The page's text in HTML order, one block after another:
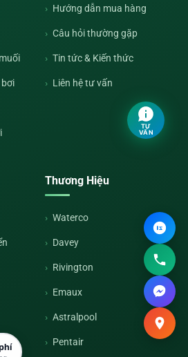
bơi
Hướng dẫn mua hàng
Câu hỏi thường gặp
Tin tức & Kiến thức
Liên hệ tư vấn
Thương Hiệu
Waterco
Davey
Rivington
Emaux
Astralpool
Pentair
TƯ
VẤN